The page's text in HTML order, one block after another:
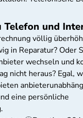
Telefon und
völlig
in Reparatur? Oder
wechseln und
nicht heraus? Egal,
eine persönliche